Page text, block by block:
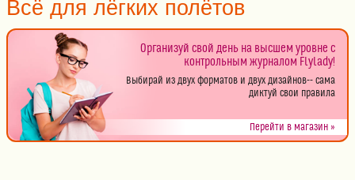
Всё для лёгких полётов
Организуй свой день на высшем уровне с
контрольным журналом Flylady!
Выбирай из двух форматов и двух дизайнов-- сама
диктуй свои правила
Перейти в магазин »